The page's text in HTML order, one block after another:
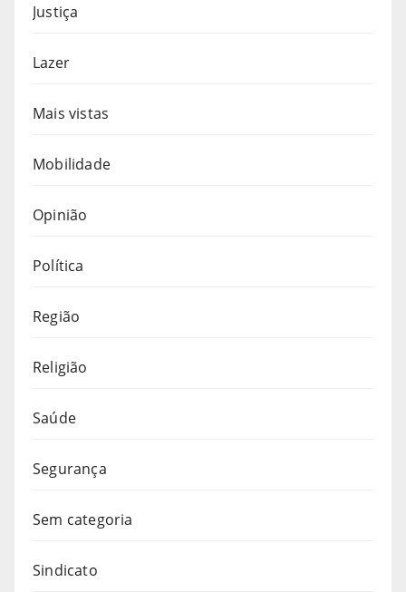
Justiça
Lazer
Mais vistas
Mobilidade
Opinião
Política
Região
Religião
Saúde
Segurança
Sem categoria
Sindicato